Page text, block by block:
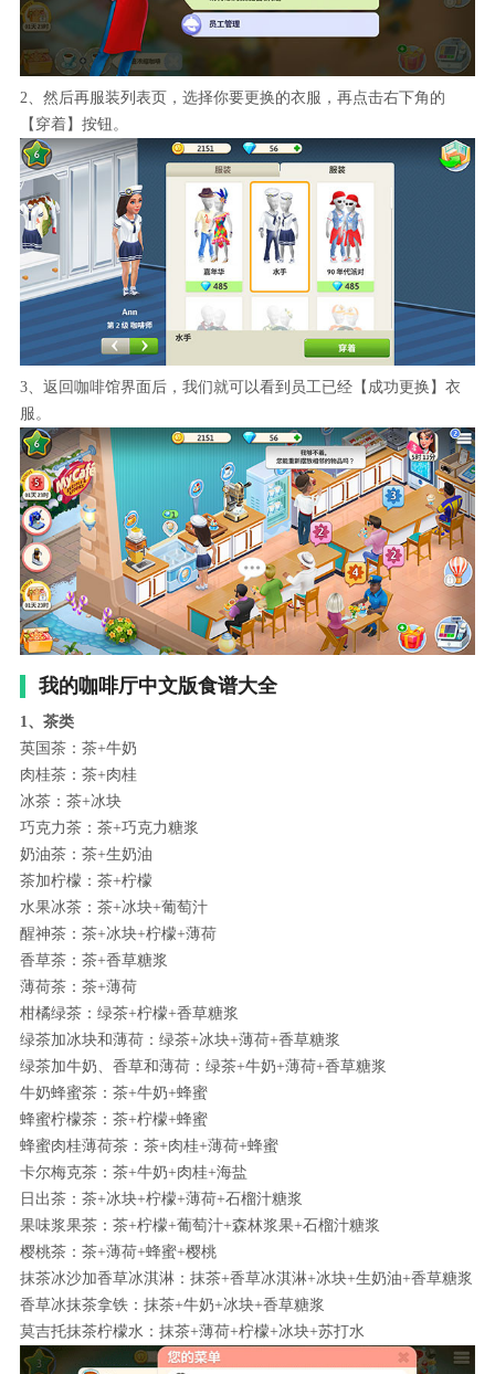
2、然后再服装列表页，选择你要更换的衣服，再点击右下角的
【穿着】按钮。
3、返回咖啡馆界面后，我们就可以看到员工已经【成功更换】衣
服。
我的咖啡厅中文版食谱大全
1、茶类
英国茶：茶+牛奶
肉桂茶：茶+肉桂
冰茶：茶+冰块
巧克力茶：茶+巧克力糖浆
奶油茶：茶+生奶油
茶加柠檬：茶+柠檬
水果冰茶：茶+冰块+葡萄汁
醒神茶：茶+冰块+柠檬+薄荷
香草茶：茶+香草糖浆
薄荷茶：茶+薄荷
柑橘绿茶：绿茶+柠檬+香草糖浆
绿茶加冰块和薄荷：绿茶+冰块+薄荷+香草糖浆
绿茶加牛奶、香草和薄荷：绿茶+牛奶+薄荷+香草糖浆
牛奶蜂蜜茶：茶+牛奶+蜂蜜
蜂蜜柠檬茶：茶+柠檬+蜂蜜
蜂蜜肉桂薄荷茶：茶+肉桂+薄荷+蜂蜜
卡尔梅克茶：茶+牛奶+肉桂+海盐
日出茶：茶+冰块+柠檬+薄荷+石榴汁糖浆
果味浆果茶：茶+柠檬+葡萄汁+森林浆果+石榴汁糖浆
樱桃茶：茶+薄荷+蜂蜜+樱桃
抹茶冰沙加香草冰淇淋：抹茶+香草冰淇淋+冰块+生奶油+香草糖浆
香草冰抹茶拿铁：抹茶+牛奶+冰块+香草糖浆
莫吉托抹茶柠檬水：抹茶+薄荷+柠檬+冰块+苏打水